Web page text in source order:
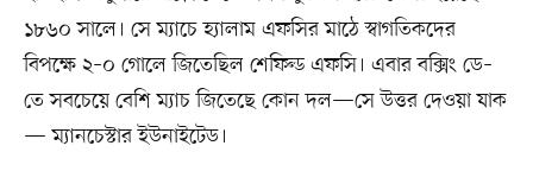
১৮৬০ সালে। সে ম্যাচে হ্যালাম এফসির মাঠে স্বাগতিকদের
বিপক্ষে ২–০ গোলে জিতেছিল শেফিল্ড এফসি। এবার বক্সিং ডে–
তে সবচেয়ে বেশি ম্যাচ জিতেছে কোন দল—সে উত্তর দেওয়া যাক
— ম্যানচেস্টার ইউনাইটেড।